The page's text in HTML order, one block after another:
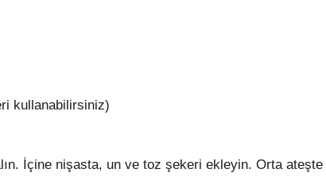
kullanabilirsiniz)
İçine nişasta, un ve toz şekeri ekleyin. Orta ateşte